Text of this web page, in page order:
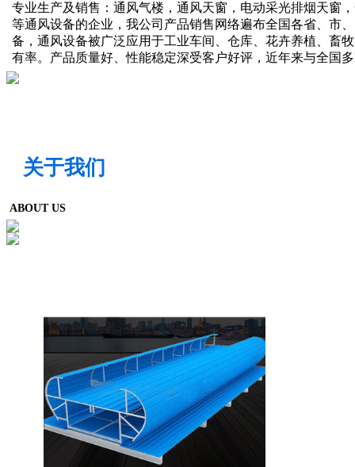
专业生产及销售：通风气楼，通风天窗，电动采光排烟天窗
等通风设备的企业，我公司产品销售网络遍布全国各省、市
备，通风设备被广泛应用于工业车间、仓库、花卉养植、畜
有率。产品质量好、性能稳定深受客户好评，近年来与全国
关于我们
ABOUT US